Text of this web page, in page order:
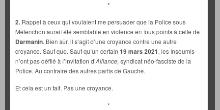
*
2. Rappel à ceux qui voulaient me persuader que la Police sous
Mélenchon aurait été semblable en violence en tous points à celle de
Darmanin. Bien sûr, il s’agit d’une croyance contre une autre
croyance. Sauf que. Sauf qu’un certain 19 mars 2021, les Insoumis
n’ont pas défilé à l’invitation d’Alliance, syndicat néo-fasciste de la
Police. Au contraire des autres partis de Gauche.
Et cela est un fait. Pas une croyance.
*